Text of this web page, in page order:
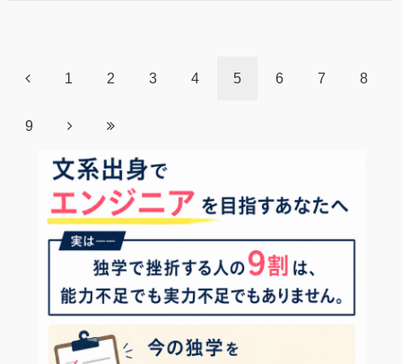
1 2 3 4 5 6 7 8
9